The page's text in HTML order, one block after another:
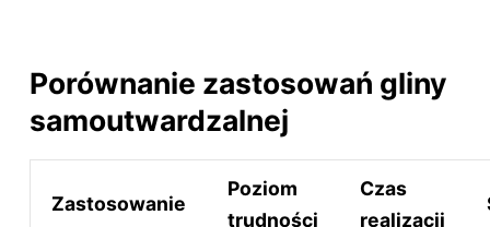
Porównanie zastosowań gliny
samoutwardzalnej
Zastosowanie
Poziom
trudności
Czas
realizacji